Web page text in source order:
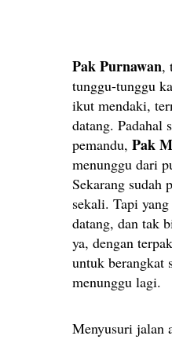
Pak Purnawan,
tunggu-tunggu
ikut mendaki,
datang. Padahal
pemandu, Pak
menunggu dari
Sekarang sudah
sekali. Tapi
datang, dan tak
ya, dengan
untuk berangkat
menunggu lagi.
Menyusuri jalan